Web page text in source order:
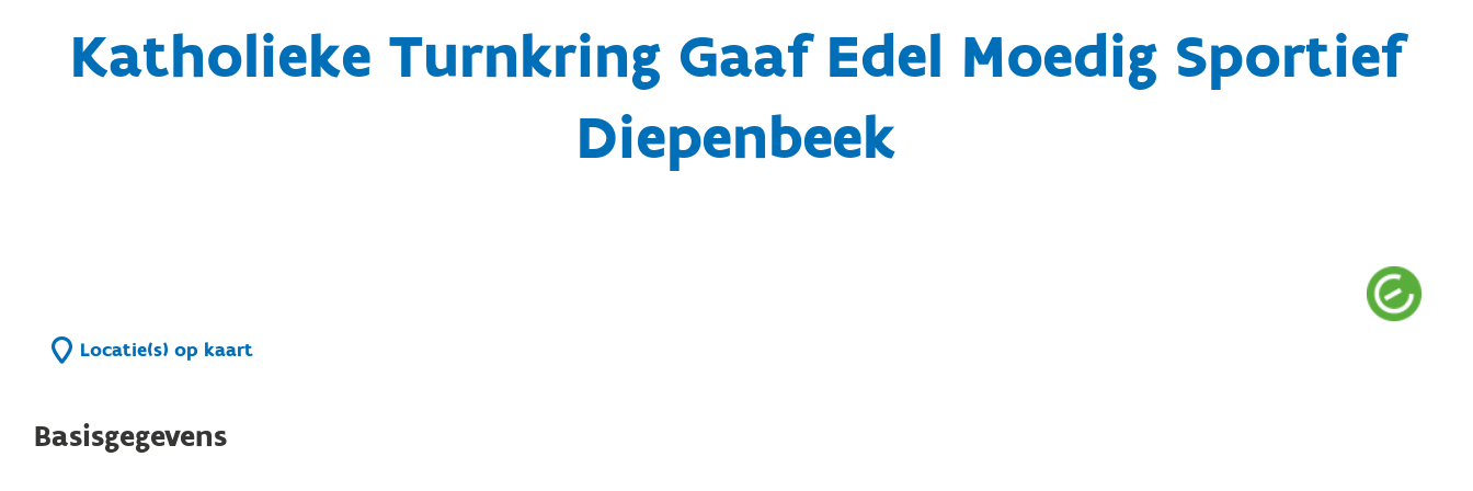
Katholieke Turnkring Gaaf Edel Moedig Sportief
Diepenbeek
Locatie(s) op kaart
Basisgegevens